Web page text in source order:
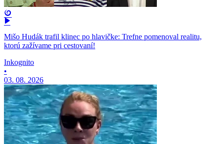
Mišo Hudák trafil klinec po hlavičke: Trefne pomenoval realitu,
ktorú zažívame pri cestovaní!
Inkognito
•
03. 08. 2026